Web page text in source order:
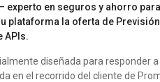
experto en seguros y ahorro
plataforma la oferta de
APIs.
diseñada para responder
en el recorrido del cliente de